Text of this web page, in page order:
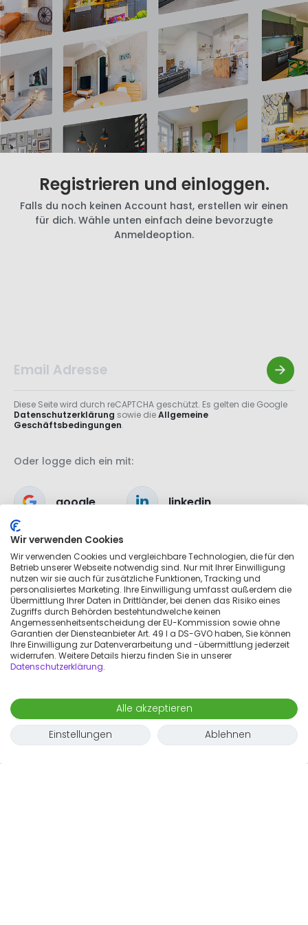
Registrieren und einloggen.
Falls du noch keinen Account hast, erstellen wir einen
für dich. Wähle unten einfach deine bevorzugte
Anmeldeoption.
Diese Seite wird durch reCAPTCHA geschützt. Es gelten die Google
Datenschutzerklärung sowie dieAllgemeine
Geschäftsbedingungen.
Oder logge dich ein mit:
google linkedin
apple
Wir verwenden Cookies
Wir verwenden Cookies und vergleichbare Technologien, die für den
Betrieb unserer Webseite notwendig sind. Nur mit Ihrer Einwilligung
nutzen wir sie auch für zusätzliche Funktionen, Tracking und
personalisiertes Marketing. Ihre Einwilligung umfasst außerdem die
Übermittlung Ihrer Daten in Drittländer, bei denen das Risiko eines
Zugriffs durch Behörden bestehtundwelche keinen
Angemessenheitsentscheidung der EU-Kommission sowie ohne
Garantien der Diensteanbieter Art. 49 I a DS-GVO haben, Sie können
Ihre Einwilligung zur Datenverarbeitung und -übermittlung jederzeit
widerrufen. Weitere Details hierzu finden Sie in unserer
Datenschutzerklärung.
Alle akzeptieren
Einstellungen
Ablehnen